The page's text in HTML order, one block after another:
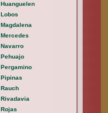
Huanguelen
Lobos
Magdalena
Mercedes
Navarro
Pehuajo
Pergamino
Pipinas
Rauch
Rivadavia
Rojas